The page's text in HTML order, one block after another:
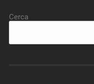
Cerca